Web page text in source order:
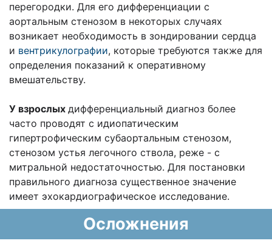
перегородки. Для его дифференциации с
аортальным стенозом в некоторых случаях
возникает необходимость в зондировании сердца
и вентрикулографии, которые требуются также для
определения показаний к оперативному
вмешательству.
У взрослых дифференциальный диагноз более
часто проводят с идиопатическим
гипертрофическим субаортальным стенозом,
стенозом устья легочного ствола, реже - с
митральной недостаточностью. Для постановки
правильного диагноза существенное значение
имеет эхокардиографическое исследование.
Осложнения